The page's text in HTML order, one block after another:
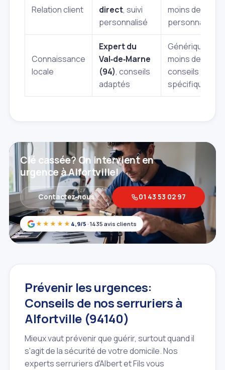
Relation client
direct, suivi
personnalisé
moins de
Connaissance
locale
Expert du
Val‑de‑Marne
(94), conseils
adaptés
Générique,
moins de
conseils
spécifiques
★★★★★ 4,9/5 · 1435 avis clients
Clé cassée? On intervient en
urgence à Alfortville!
Contactez‑nous 01 43 53 02 97
Prévenir les urgences:
Conseils de nos serruriers à
Alfortville (94140)
Mieux vaut prévenir que guérir, surtout quand il
s'agit de la sécurité de votre domicile. Nos
experts serruriers d'Albert et Fils vous